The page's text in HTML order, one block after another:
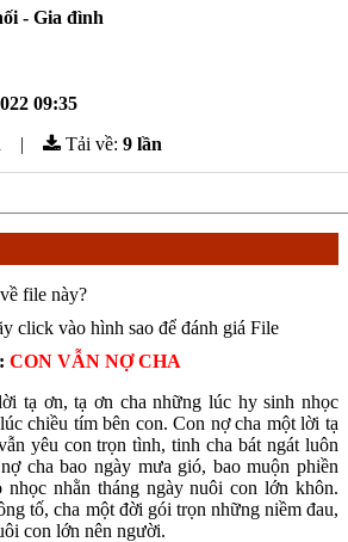
- Gia đình
09:35
| Tải về: 9 lần
file này?
click vào hình sao để đánh giá File
CON VẪN NỢ CHA
tạ ơn, tạ ơn cha những lúc hy sinh nhọc
chiều tím bên con. Con nợ cha một lời tạ
yêu con trọn tình, tinh cha bát ngát luôn
cha bao ngày mưa gió, bao muộn phiền
nhọc nhằn tháng ngày nuôi con lớn khôn.
tố, cha một đời gói trọn những niềm đau,
con lớn nên người.